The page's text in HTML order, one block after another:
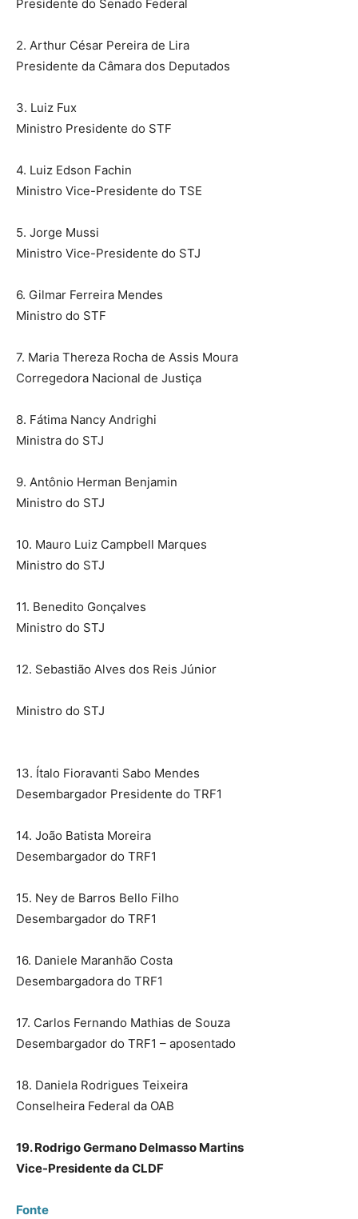
Presidente do Senado Federal
2. Arthur César Pereira de Lira
Presidente da Câmara dos Deputados
3. Luiz Fux
Ministro Presidente do STF
4. Luiz Edson Fachin
Ministro Vice-Presidente do TSE
5. Jorge Mussi
Ministro Vice-Presidente do STJ
6. Gilmar Ferreira Mendes
Ministro do STF
7. Maria Thereza Rocha de Assis Moura
Corregedora Nacional de Justiça
8. Fátima Nancy Andrighi
Ministra do STJ
9. Antônio Herman Benjamin
Ministro do STJ
10. Mauro Luiz Campbell Marques
Ministro do STJ
11. Benedito Gonçalves
Ministro do STJ
12. Sebastião Alves dos Reis Júnior
Ministro do STJ
13. Ítalo Fioravanti Sabo Mendes
Desembargador Presidente do TRF1
14. João Batista Moreira
Desembargador do TRF1
15. Ney de Barros Bello Filho
Desembargador do TRF1
16. Daniele Maranhão Costa
Desembargadora do TRF1
17. Carlos Fernando Mathias de Souza
Desembargador do TRF1 – aposentado
18. Daniela Rodrigues Teixeira
Conselheira Federal da OAB
19. Rodrigo Germano Delmasso Martins
Vice-Presidente da CLDF
Fonte